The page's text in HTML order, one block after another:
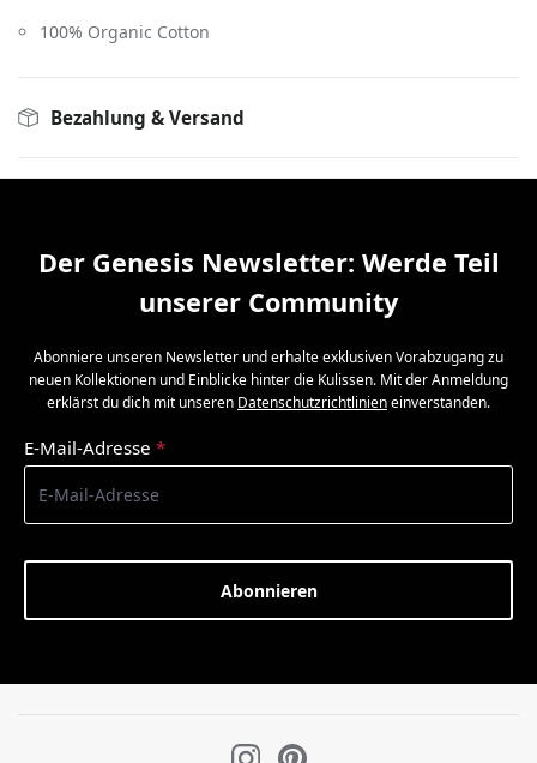
100% Organic Cotton
Bezahlung & Versand
Der Genesis Newsletter: Werde Teil
unserer Community
Abonniere unseren Newsletter und erhalte exklusiven Vorabzugang zu
neuen Kollektionen und Einblicke hinter die Kulissen. Mit der Anmeldung
erklärst du dich mit unseren Datenschutzrichtlinieneinverstanden.
E-Mail-Adresse *
Abonnieren